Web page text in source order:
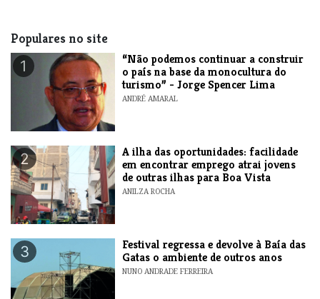
Populares no site
1
“Não podemos continuar a construir
o país na base da monocultura do
turismo” - Jorge Spencer Lima
ANDRÉ AMARAL
2
A ilha das oportunidades: facilidade
em encontrar emprego atrai jovens
de outras ilhas para Boa Vista
ANILZA ROCHA
3
Festival regressa e devolve à Baía das
Gatas o ambiente de outros anos
NUNO ANDRADE FERREIRA